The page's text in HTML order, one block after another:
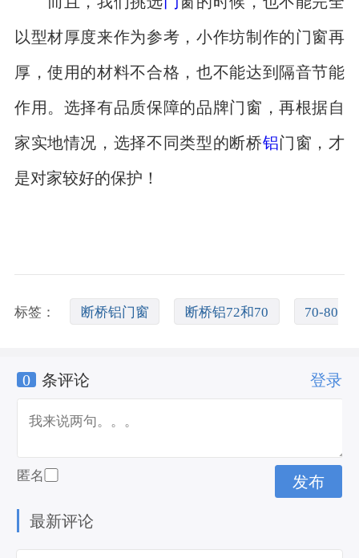
以型材厚度来作为参考，小作坊制作的门窗再
厚，使用的材料不合格，也不能达到隔音节能
作用。选择有品质保障的品牌门窗，再根据自
家实地情况，选择不同类型的断桥铝门窗，才
是对家较好的保护！
标签： 断桥铝门窗 断桥铝72和70 70-80
钛镁合金门窗
0 条评论 登录
匿名
最新评论